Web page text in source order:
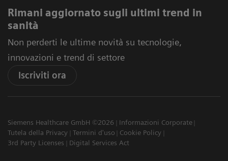
Rimani aggiornato sugli ultimi trend in
sanità
Non perderti le ultime novità su tecnologie,
innovazioni e trend di settore
Iscriviti ora
Siemens Healthcare GmbH ©2026
Informazioni Corporate
Tutela della Privacy
Termini d'uso
Cookie Policy
3rd Party Licenses
Digital Services Act